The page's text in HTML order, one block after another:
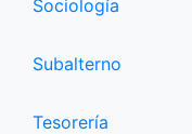
Sociología
Subalterno
Tesorería